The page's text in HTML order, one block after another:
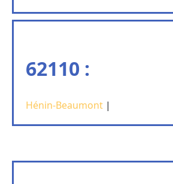
62110 :
Hénin-Beaumont |